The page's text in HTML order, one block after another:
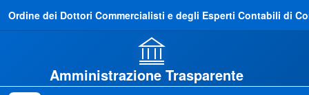
Ordine dei Dottori Commercialisti e degli Esperti Contabili di
Amministrazione Trasparente